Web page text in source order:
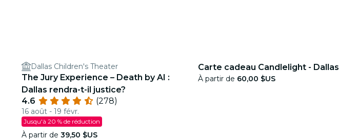
Dallas Children's Theater
The Jury Experience – Death by AI :
Dallas rendra-t-il justice?
4.6
(278)
16 août - 19 févr.
Jusqu'à 20 % de réduction
À partir de 39,50 $US
Carte cadeau Candlelight - Dallas
À partir de 60,00 $US